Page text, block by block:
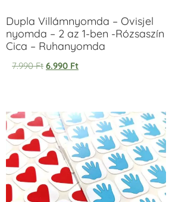
Dupla Villámnyomda – Ovisjel
nyomda – 2 az 1-ben -Rózsaszín
Cica – Ruhanyomda
7.990Ft 6.990 Ft